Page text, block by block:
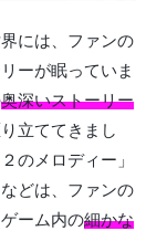
には、ファンの
ーが眠っていま
奥深いストーリー
立ててきまし
のメロディー」
どは、ファンの
ーム内の細かな